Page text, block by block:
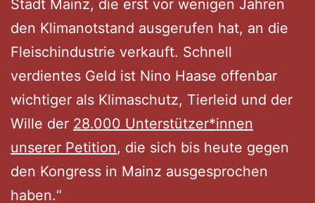
Stadt Mainz, die erst vor wenigen Jahren
den Klimanotstand ausgerufen hat, an die
Fleischindustrie verkauft. Schnell
verdientes Geld ist Nino Haase offenbar
wichtiger als Klimaschutz, Tierleid und der
Wille der 28.000 Unterstützer*innen
unserer Petition, die sich bis heute gegen
den Kongress in Mainz ausgesprochen
haben.“